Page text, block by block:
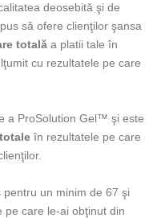
deosebită şi de
să ofere clienţilor şansa
totală a platii tale în
cu rezultatele pe care
a ProSolution Gel™ şi este
în rezultatele pe care
un minim de 67 şi
pe care le-ai obţinut din